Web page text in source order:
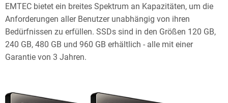
EMTEC bietet ein breites Spektrum an Kapazitäten, um die
Anforderungen aller Benutzer unabhängig von ihren
Bedürfnissen zu erfüllen. SSDs sind in den Größen 120 GB,
240 GB, 480 GB und 960 GB erhältlich - alle mit einer
Garantie von 3 Jahren.